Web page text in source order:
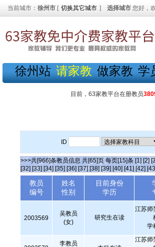
当前城市： 徐州市 [ 切换其它城市 ] 选择城市 您好，
徐州站 请家教 做家教 学
目前，63家教平台在册教员
ID
>>>共[966]条教员信息 共[65]页 每页[15]条 [1] [2]
[32] [33] [34] [35] [36] [37] [38] [39] [40] [41] [42]
教员
编号
姓名
性别
目前身份
学历
2003569
吴教员
(女)
研究生在读
江苏师
学
李教员
江苏师